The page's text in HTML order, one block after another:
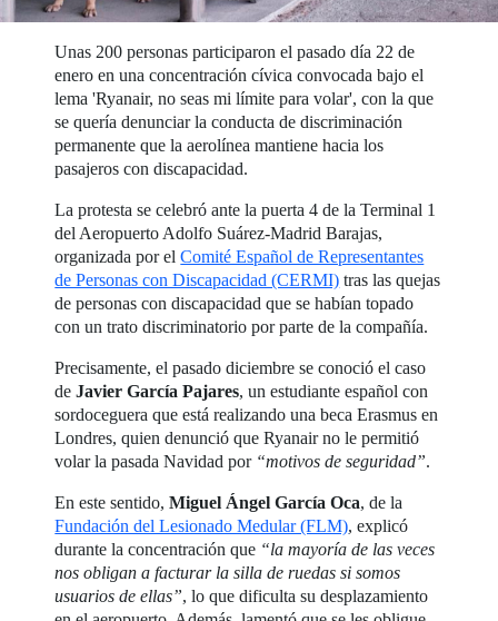
Unas 200 personas participaron el pasado día 22 de
enero en una concentración cívica convocada bajo el
lema 'Ryanair, no seas mi límite para volar', con la que
se quería denunciar la conducta de discriminación
permanente que la aerolínea mantiene hacia los
pasajeros con discapacidad.
La protesta se celebró ante la puerta 4 de la Terminal 1
del Aeropuerto Adolfo Suárez-Madrid Barajas,
organizada por elComité Español de Representantes
de Personas con Discapacidad (CERMI) tras las quejas
de personas con discapacidad que se habían topado
con un trato discriminatorio por parte de la compañía.
Precisamente, el pasado diciembre se conoció el caso
deJavier García Pajares, un estudiante español con
sordoceguera que está realizando una beca Erasmus en
Londres, quien denunció que Ryanair no le permitió
volar la pasada Navidad por “motivos de seguridad”.
En este sentido,Miguel Ángel García Oca, de la
Fundación del Lesionado Medular (FLM), explicó
durante la concentración que “la mayoría de las veces
nos obligan a facturar la silla de ruedas si somos
usuarios de ellas”, lo que dificulta su desplazamiento